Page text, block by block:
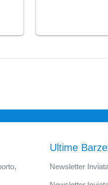
Ultime
Newsletter